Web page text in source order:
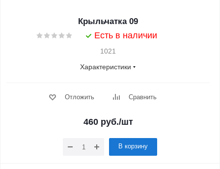
Крыльчатка 09
Есть в наличии
1021
Характеристики
Отложить Сравнить
460 руб./шт
В корзину